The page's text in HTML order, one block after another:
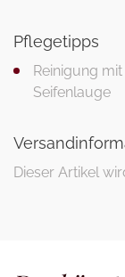
Pflegetipps
Reinigung
Seifenlauge
Dieser Artikel